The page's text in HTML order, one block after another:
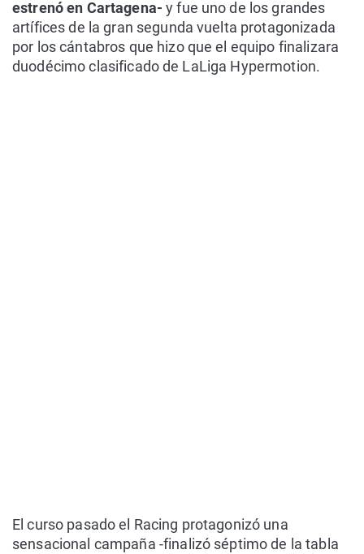
estrenó en Cartagena- y fue uno de los grandes
artífices de la gran segunda vuelta protagonizada
por los cántabros que hizo que el equipo finalizara
duodécimo clasificado de LaLiga Hypermotion.
El curso pasado el Racing protagonizó una
sensacional campaña -finalizó séptimo de la tabla